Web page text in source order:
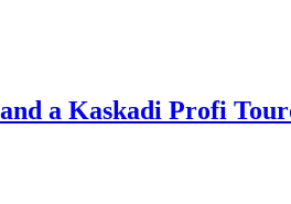
a Kaskadi Profi